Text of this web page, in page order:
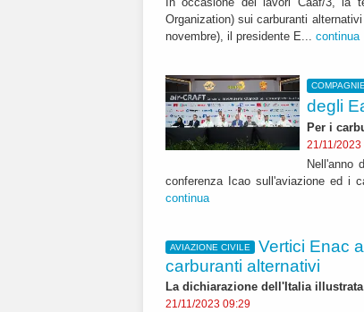
Organization) sui carburanti
novembre), il presidente E... continua
degli
Per i
21/11/2023
Nell'anno
conferenza Icao sull'aviazione ed i
continua
AVIAZIONE CIVILE
Vertici Enac
carburanti alternativi
La dichiarazione dell'Italia
21/11/2023 09:29